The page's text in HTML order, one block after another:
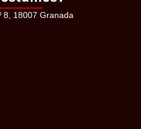
8, 18007 Granada